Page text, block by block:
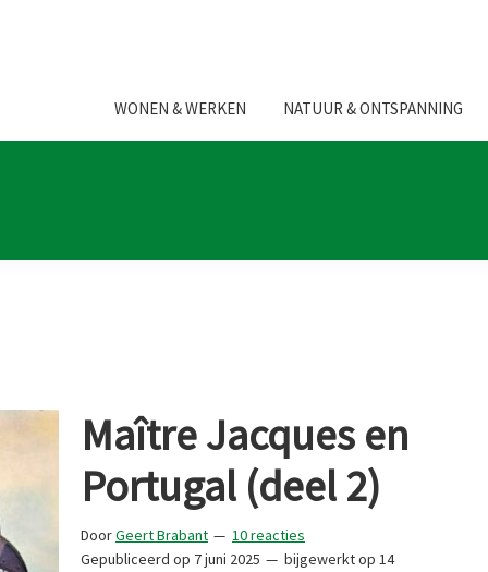
WONEN & WERKEN NATUUR & ONTSPANNING
Maître Jacques en
Portugal (deel 2)
DoorGeert Brabant
10 reacties
Gepubliceerd op 7 juni 2025 bijgewerkt op 14